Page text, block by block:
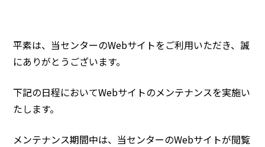
平素は、当センターのWebサイトをご利用いただき、誠
にありがとうございます。
下記の日程においてWebサイトのメンテナンスを実施い
たします。
メンテナンス期間中は、当センターのWebサイトが閲覧